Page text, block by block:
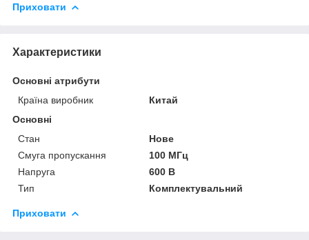
Приховати
Характеристики
Основні атрибути
Країна виробник
Китай
Основні
Стан
Нове
Смуга пропускання
100 МГц
Напруга
600 В
Тип
Комплектувальний
Приховати